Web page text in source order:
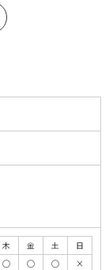
木 金 土
日
◯ ◯ ◯
×